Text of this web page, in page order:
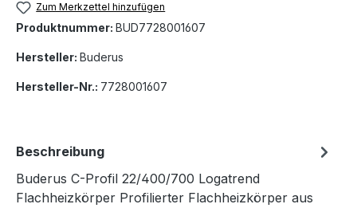
Zum Merkzettel hinzufügen
Produktnummer: BUD7728001607
Hersteller: Buderus
Hersteller-Nr.: 7728001607
Beschreibung
Buderus C-Profil 22/400/700 Logatrend
Flachheizkörper Profilierter Flachheizkörper aus